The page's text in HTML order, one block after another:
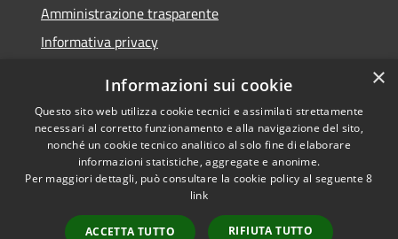
Amministrazione trasparente
Informativa privacy
Dichiarazione di accessibilità
RSS
Copyright © 2026 • Comune di
Municipium• Accesso
×
Informazioni sui cookie
Questo sito web utilizza cookie tecnici e assimilati strettamente
necessari al corretto funzionamento e alla navigazione del sito,
nonché un cookie tecnico analitico al solo fine di elaborare
informazioni statistiche, aggregate e anonime.
Per maggiori dettagli, può consultare la cookie policy al seguente8
link
ACCETTA TUTTO RIFIUTA TUTTO